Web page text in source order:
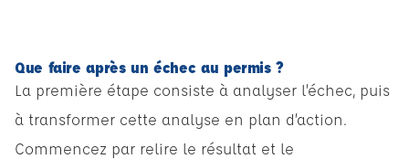
Que faire après un échec au permis ?
La première étape consiste à analyser l’échec, puis
à transformer cette analyse en plan d’action.
Commencez par relire le résultat et le